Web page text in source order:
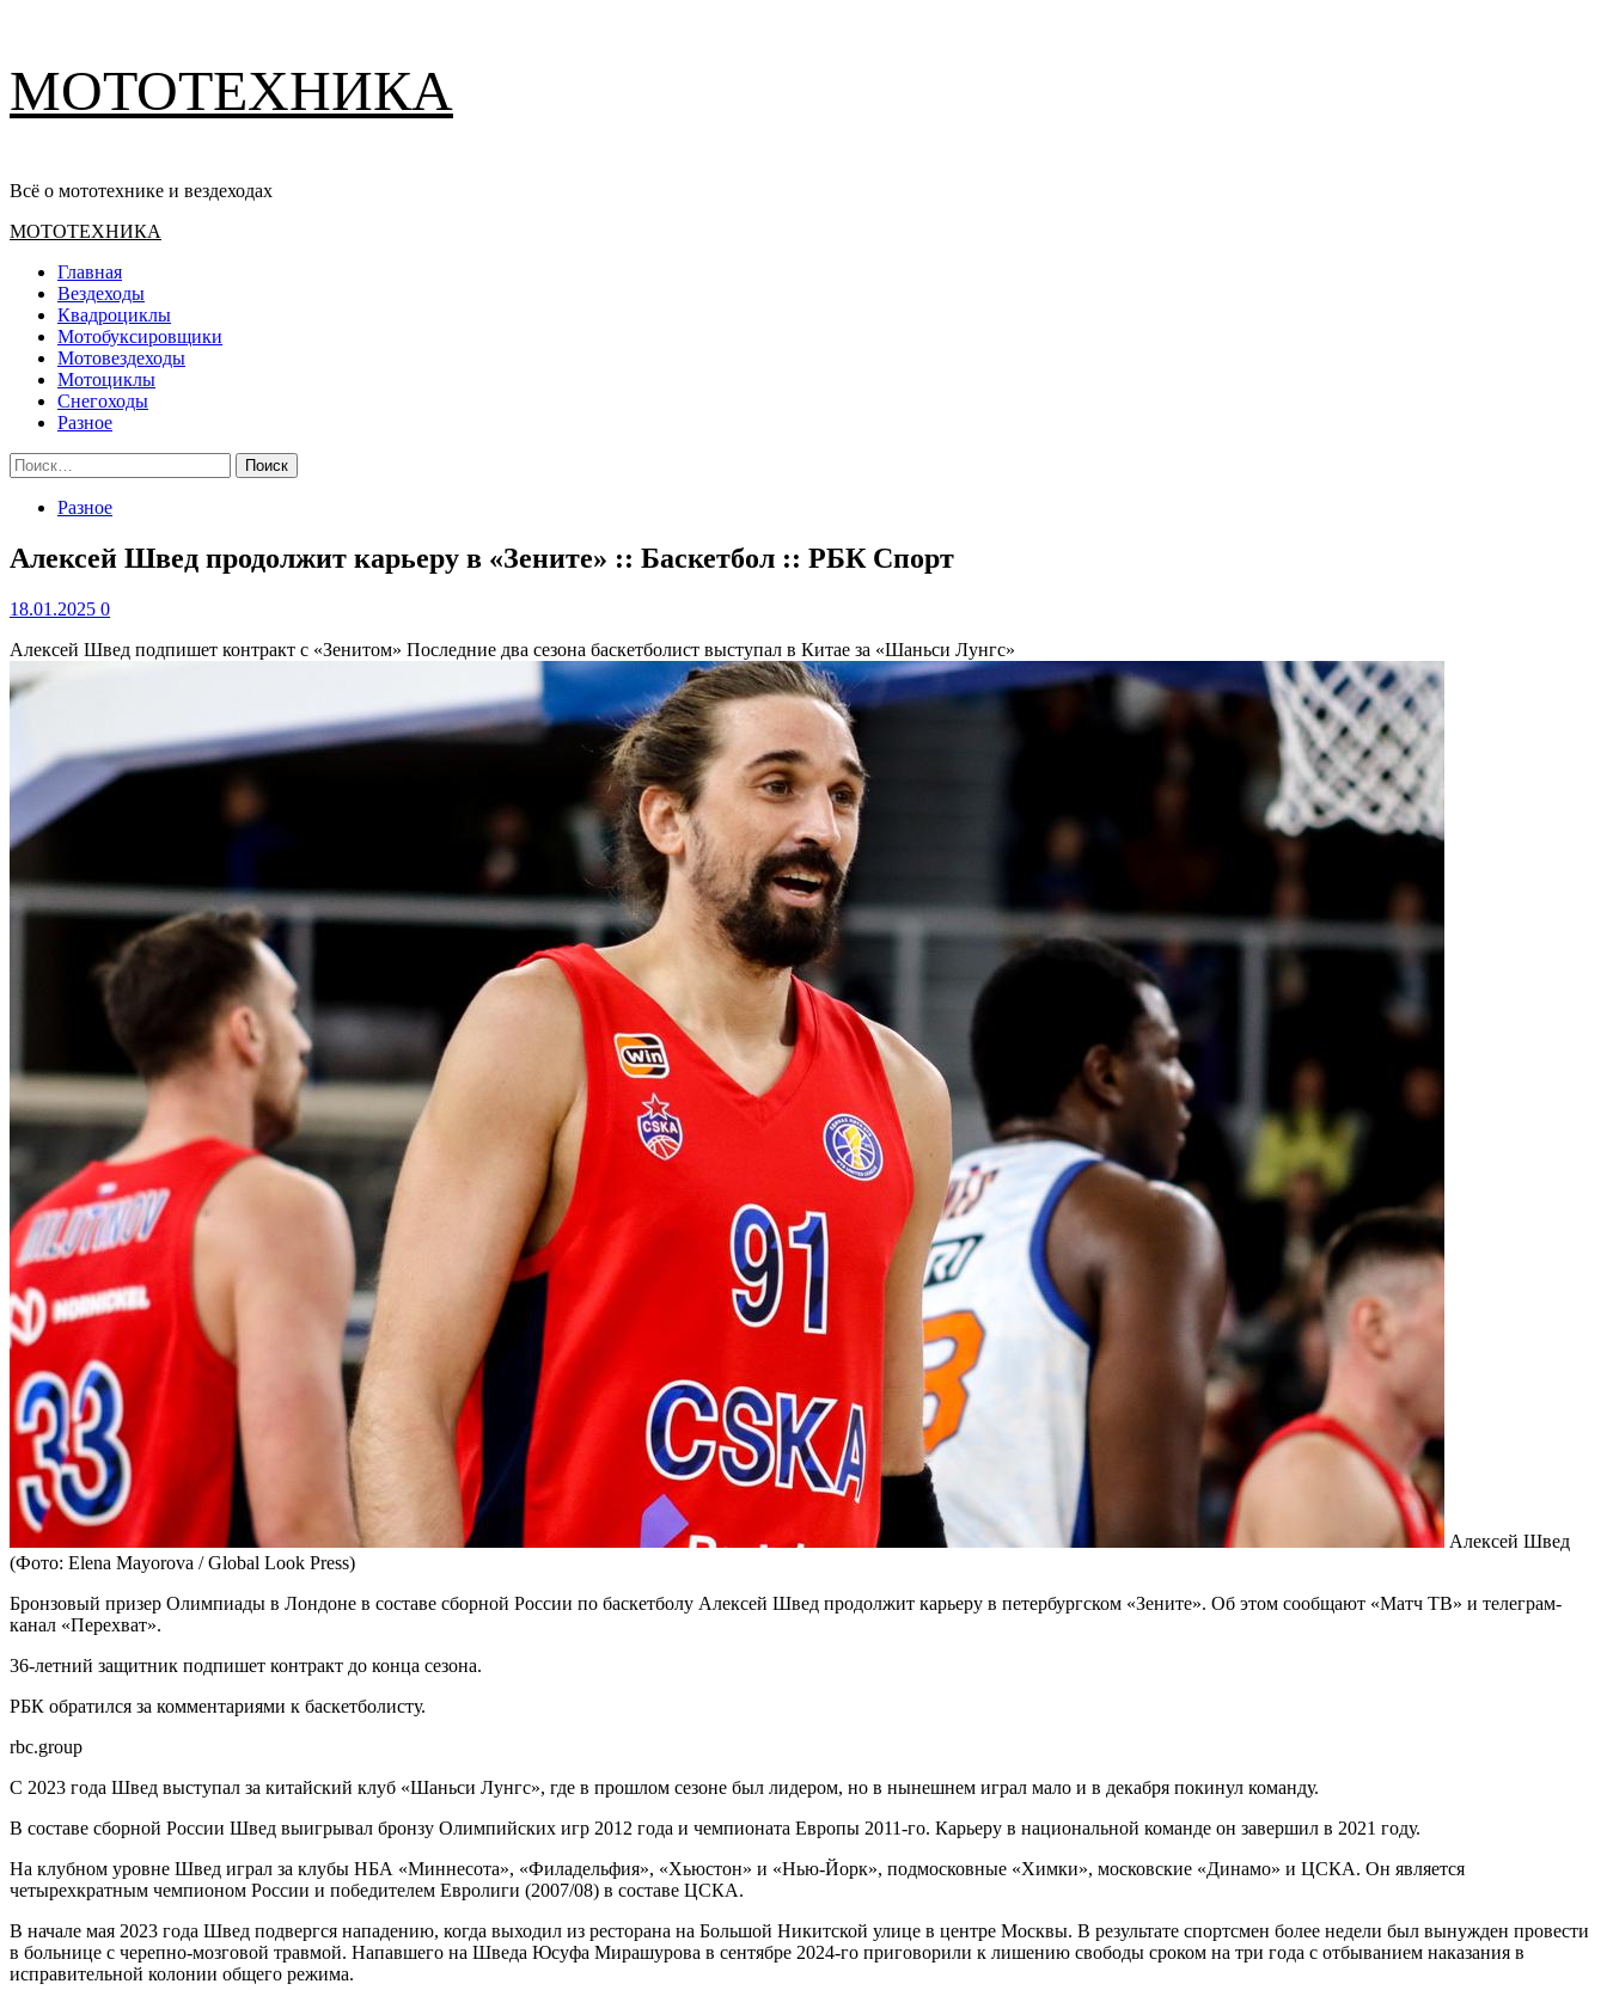
содержимому
МОТОТЕХНИКА
Всё о мототехнике и вездеходах
Основное
МОТОТЕХНИКА
Главная
Вездеходы
Квадроциклы
Мотобуксировщики
Мотовездеходы
Мотоциклы
Снегоходы
Разное
Найти:
Разное
Алексей Швед продолжит карьеру в «Зените» :: Баскетбол :: РБК Спорт
18.01.2025 0
Алексей Швед подпишет контракт с «Зенитом» Последние два сезона баскетболист выступал в Китае за «Шаньси Лунгс»
Алексей Швед
(Фото: Elena Mayorova / Global Look Press)
Бронзовый призер Олимпиады в Лондоне в составе сборной России по баскетболу Алексей Швед продолжит карьеру в петербургском «Зените». Об этом сообщают «Матч ТВ» и телеграм-
канал «Перехват».
36-летний защитник подпишет контракт до конца сезона.
РБК обратился за комментариями к баскетболисту.
rbc.group
С 2023 года Швед выступал за китайский клуб «Шаньси Лунгс», где в прошлом сезоне был лидером, но в нынешнем играл мало и в декабря покинул команду.
В составе сборной России Швед выигрывал бронзу Олимпийских игр 2012 года и чемпионата Европы 2011-го. Карьеру в национальной команде он завершил в 2021 году.
На клубном уровне Швед играл за клубы НБА «Миннесота», «Филадельфия», «Хьюстон» и «Нью-Йорк», подмосковные «Химки», московские «Динамо» и ЦСКА. Он является
четырехкратным чемпионом России и победителем Евролиги (2007/08) в составе ЦСКА.
В начале мая 2023 года Швед подвергся нападению, когда выходил из ресторана на Большой Никитской улице в центре Москвы. В результате спортсмен более недели был вынужден провести
в больнице с черепно-мозговой травмой. Напавшего на Шведа Юсуфа Мирашурова в сентябре 2024-го приговорили к лишению свободы сроком на три года с отбыванием наказания в
исправительной колонии общего режима.